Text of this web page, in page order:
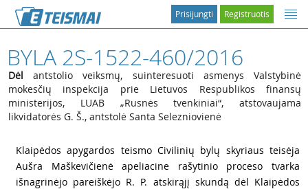
Registruotis
Prisijungti
BYLA 2S-1522-460/2016
Dėl antstolio veiksmų, suinteresuoti asmenys Valstybinė
mokesčių inspekcija prie Lietuvos Respublikos finansų
ministerijos, LUAB „Rusnės tvenkiniai“, atstovaujama
likvidatorės G. Š., antstolė Santa Selezniovienė
Klaipėdos apygardos teismo Civilinių bylų skyriaus teisėja
Aušra Maškevičienė apeliacine rašytinio proceso tvarka
išnagrinėjo pareiškėjo R. P. atskirąjį skundą dėl Klaipėdos